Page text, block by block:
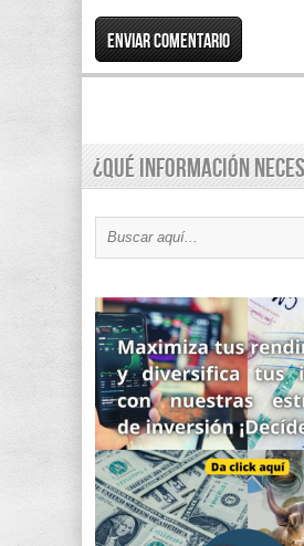
¿Qué información